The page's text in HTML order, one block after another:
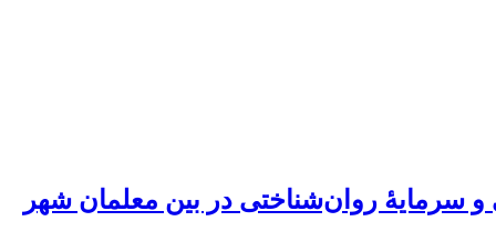
سرمایۀ روان‌شناختی در بین معلمان شهر